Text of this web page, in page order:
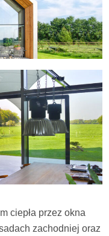
ciepła przez okna
zachodniej oraz